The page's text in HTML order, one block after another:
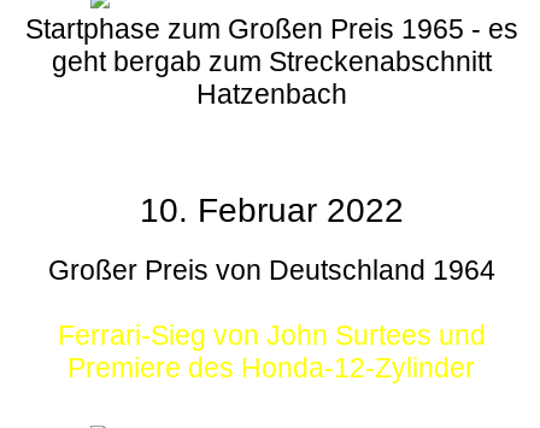
Startphase zum Großen Preis 1965 - es
geht bergab zum Streckenabschnitt
Hatzenbach
10. Februar 2022
Großer Preis von Deutschland 1964
Ferrari-Sieg von John Surtees und
Premiere des Honda-12-Zylinder